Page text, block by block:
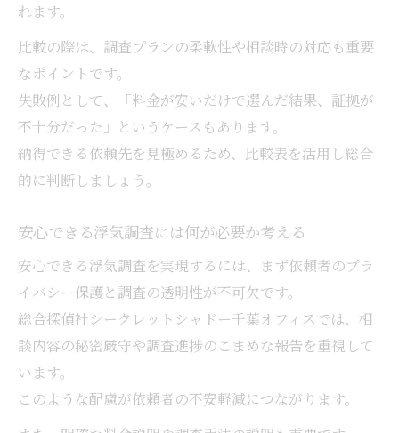
れます。
比較の際は、調査プランの柔軟性や相談時の対応も重要
なポイントです。
失敗例として、「料金が安いだけで選んだ結果、証拠が
不十分だった」というケースもあります。
納得できる依頼先を見極めるため、比較表を活用し総合
的に判断しましょう。
安心できる浮気調査には何が必要か考える
安心できる浮気調査を実現するには、まず依頼者のプラ
イバシー保護と調査の透明性が不可欠です。
総合探偵社シークレットシャドー千葉オフィスでは、相
談内容の秘密厳守や調査進捗のこまめな報告を重視して
います。
このような配慮が依頼者の不安軽減につながります。